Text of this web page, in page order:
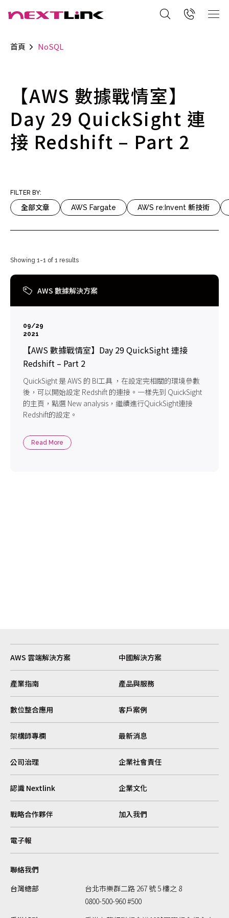
首頁 NoSQL
【AWS 數據戰情室】
Day 29 QuickSight 連
接 Redshift – Part 2
FILTER BY:
全部文章 AWS Fargate AWS re:Invent 新技術
Showing 1-1 of 1 results
AWS 數據解決方案
09/29
2021
【AWS 數據戰情室】Day 29 QuickSight 連接
Redshift – Part 2
QuickSight 是 AWS 的 BI工具 ，在設定完相關的環境參數
後，可以開始設定 Redshift 的連接。一樣先到 QuickSight
的主頁，點選 New analysis，繼續進行QuickSight連接
Redshift的設定。
Read More
AWS 雲端解決方案 中國解決方案
產業指南 產品與服務
數位整合應用 客戶案例
架構師專欄 最新消息
公司治理 企業社會責任
認識 Nextlink 企業文化
戰略合作夥伴 加入我們
電子報
聯絡我們
台灣總部
台北市樂群二路 267 號 5 樓之 8
0800-500-960 #500